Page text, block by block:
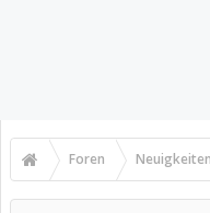
Foren Neuigkeiten